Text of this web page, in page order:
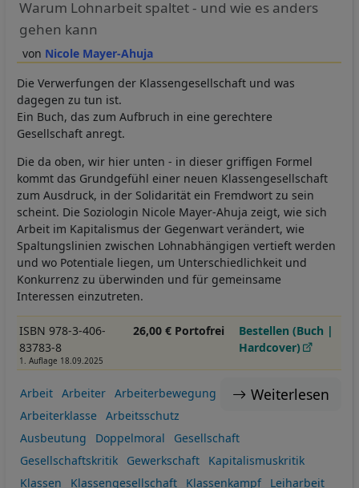
Nicole Mayer-Ahuja
Warum Lohnarbeit spaltet - und wie es anders
gehen kann
Die Verwerfungen der Klassengesellschaft und was
dagegen zu tun ist.
Ein Buch, das zum Aufbruch in eine gerechtere
Gesellschaft anregt.
Die da oben, wir hier unten - in dieser griffigen Formel
kommt das Grundgefühl einer neuen Klassengesellschaft
zum Ausdruck, in der Solidarität ein Fremdwort zu sein
scheint. Die Soziologin Nicole Mayer-Ahuja zeigt, wie sich
Arbeit im Kapitalismus der Gegenwart verändert, wie
Spaltungslinien zwischen Lohnabhängigen vertieft werden
und wo Potentiale liegen, um Unterschiedlichkeit und
Konkurrenz zu überwinden und für gemeinsame
Interessen einzutreten.
ISBN 978-3-406-
83783-8
1. Auflage 18.09.2025
26,00 € Portofrei
Bestellen (Buch |
Hardcover)
Weiterlesen
Arbeit Arbeiter
Arbeiterbewegung
Arbeiterklasse
Arbeitsschutz
Ausbeutung
Doppelmoral
Gesellschaft
Gesellschaftskritik
Gewerkschaft
Kapitalismuskritik
Klassen
Klassengesellschaft Klassenkampf Leiharbeit